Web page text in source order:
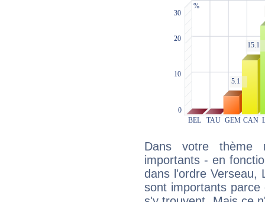
Dans votre thème
importants - en
dans l'ordre Verseau,
sont importants parce